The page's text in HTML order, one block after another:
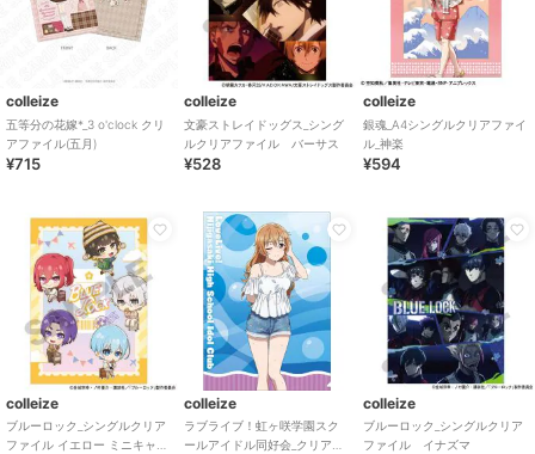
colleize
五等分の花嫁*_3 o'clock クリ
アファイル(五月)
¥715
colleize
文豪ストレイドッグス_シング
ルクリアファイル バーサス
¥528
colleize
銀魂_A4シングルクリアファイ
ル_神楽
¥594
colleize
ブルーロック_シングルクリア
ファイル イエロー ミニキャラ
colleize
ラブライブ！虹ヶ咲学園スク
ールアイドル同好会_クリアフ
colleize
ブルーロック_シングルクリア
ファイル イナズマ